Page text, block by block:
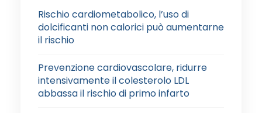
Rischio cardiometabolico, l’uso di
dolcificanti non calorici può aumentarne
il rischio
Prevenzione cardiovascolare, ridurre
intensivamente il colesterolo LDL
abbassa il rischio di primo infarto